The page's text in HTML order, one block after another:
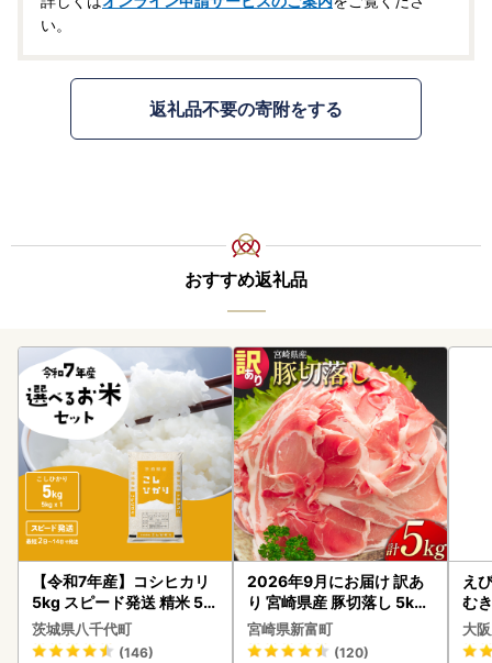
い。
返礼品不要の寄附をする
おすすめ返礼品
【令和7年産】コシヒカリ
5kg スピード発送 精米 5k
g x 1袋 白米 茨城県 八千代
町
茨城県八千代町
(146)
2026年9月にお届け 訳あ
り 宮崎県産 豚切落し 5kg
C325-2506-2609
宮崎県新富町
(120)
え
む
大